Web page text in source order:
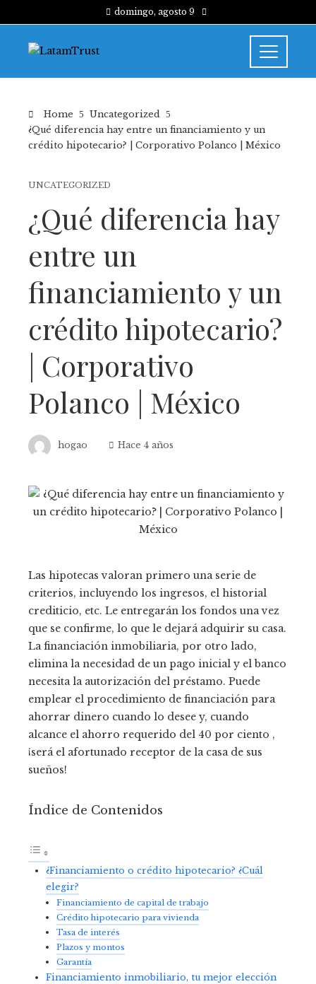
domingo, agosto 9
Home
Uncategorized
¿Qué diferencia hay entre un financiamiento y un
crédito hipotecario? | Corporativo Polanco | México
UNCATEGORIZED
¿Qué diferencia hay
entre un
financiamiento y un
crédito hipotecario?
| Corporativo
Polanco | México
hogao Hace 4 años
Las hipotecas valoran primero una serie de
criterios, incluyendo los ingresos, el historial
crediticio, etc. Le entregarán los fondos una vez
que se confirme, lo que le dejará adquirir su casa.
La financiación inmobiliaria, por otro lado,
elimina la necesidad de un pago inicial y el banco
necesita la autorización del préstamo. Puede
emplear el procedimiento de financiación para
ahorrar dinero cuando lo desee y, cuando
alcance el ahorro requerido del 40 por ciento ,
¡será el afortunado receptor de la casa de sus
sueños!
Índice de Contenidos
¿Financiamiento o crédito hipotecario? ¿Cuál
elegir?
Financiamiento de capital de trabajo
Crédito hipotecario para vivienda
Tasa de interés
Plazos y montos
Garantía
Financiamiento inmobiliario, tu mejor elección